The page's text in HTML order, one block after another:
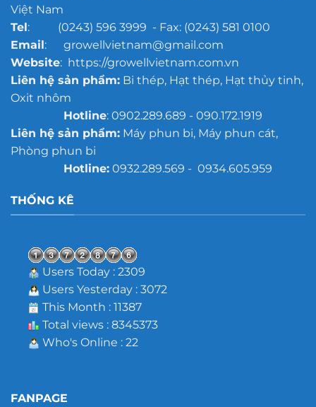
Việt Nam
Tel: (0243) 596 3999 - Fax: (0243) 581 0100
Email: growellvietnam@gmail.com
Website: https://growellvietnam.com.vn
Liên hệ sản phẩm:Bi thép, Hạt thép, Hạt thủy tinh,
Oxit nhôm
Hotline: 0902.289.689 - 090.172.1919
Liên hệ sản phẩm:Máy phun bi, Máy phun cát,
Phòng phun bi
Hotline:0932.289.569 - 0934.605.959
THỐNG KÊ
Users Today : 2309
Users Yesterday : 3072
This Month : 11387
Total views : 8345373
Who's Online : 22
FANPAGE